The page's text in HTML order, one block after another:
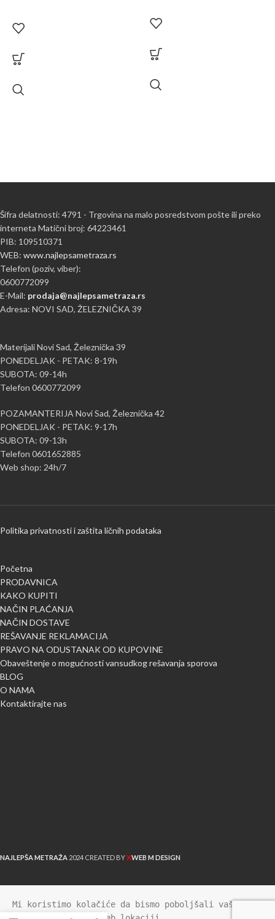
Šifra delatnosti: 4791 - Trgovina na malo posredstvom pošte ili preko
interneta Matični broj: 64223461
PIB: 109510371
WEB: www.najlepsametraza.rs
Telefon (poziv, viber):
0600772099
E-Mail: prodaja@najlepsametraza.rs
Adresa: NOVI SAD, ŽELEZNIČKA 39
Materijali Novi Sad, Železnička 39
PONEDELJAK - PETAK: 8-19h
SUBOTA: 09-14h
Telefon 0600772099
POZAMANTERIJA Novi Sad, Železnička 42
PONEDELJAK - PETAK: 9-17h
SUBOTA: 09-13h
Telefon 0601652885
Web shop: 24h/7
Politika privatnosti i zaštita ličnih podataka
Početna
PRODAVNICA
KAKO KUPITI
NAČIN PLAĆANJA
NAČIN DOSTAVE
REŠAVANJE REKLAMACIJA
PRAVO NA ODUSTANAK OD KUPOVINE
Obaveštenje o mogućnosti vansudkog rešavanja sporova
BLOG
O NAMA
Kontaktirajte nas
NAJLEPŠA METRAŽA 2024 CREATED BYXWEB M DESIGN
Mi koristimo kolačiće da bismo poboljšali vaše